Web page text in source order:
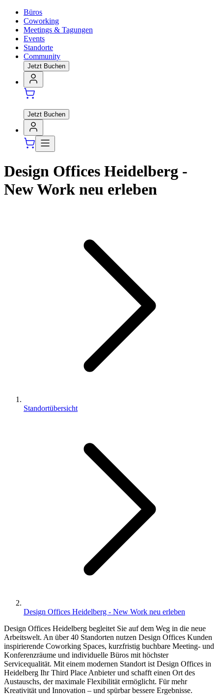
Büros
Coworking
Meetings & Tagungen
Events
Standorte
Community
Jetzt Buchen
Jetzt Buchen
Design Offices Heidelberg -
New Work neu erleben
Standortübersicht
Design Offices Heidelberg - New Work neu erleben
Design Offices Heidelberg begleitet Sie auf dem Weg in die neue
Arbeitswelt. An über 40 Standorten nutzen Design Offices Kunden
inspirierende Coworking Spaces, kurzfristig buchbare Meeting- und
Konferenzräume und individuelle Büros mit höchster
Servicequalität. Mit einem modernen Standort ist Design Offices in
Heidelberg Ihr Third Place Anbieter und schafft einen Ort des
Austauschs, der maximale Flexibilität ermöglicht. Für mehr
Kreativität und Innovation – und spürbar bessere Ergebnisse.